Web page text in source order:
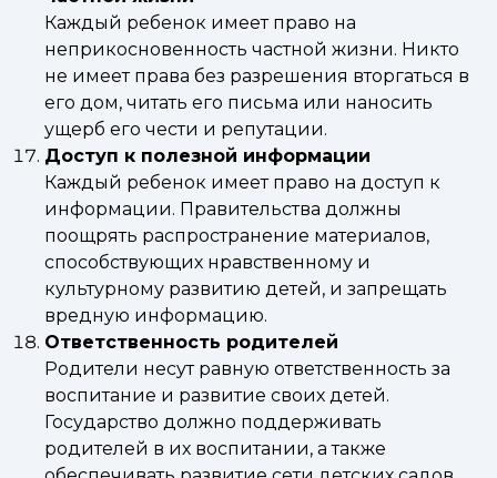
Каждый ребенок имеет право на
неприкосновенность частной жизни. Никто
не имеет права без разрешения вторгаться в
его дом, читать его письма или наносить
ущерб его чести и репутации.
Доступ к полезной информации
Каждый ребенок имеет право на доступ к
информации. Правительства должны
поощрять распространение материалов,
способствующих нравственному и
культурному развитию детей, и запрещать
вредную информацию.
Ответственность родителей
Родители несут равную ответственность за
воспитание и развитие своих детей.
Государство должно поддерживать
родителей в их воспитании, а также